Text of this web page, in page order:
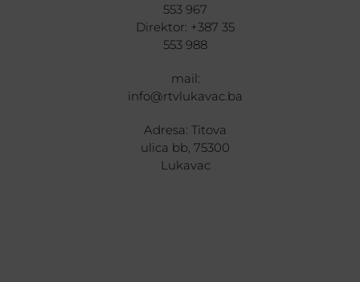
553 967
Direktor: +387 35
553 988
mail:
info@rtvlukavac.ba
Adresa: Titova
ulica bb, 75300
Lukavac